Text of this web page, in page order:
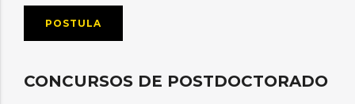
POSTULA
CONCURSOS DE POSTDOCTORADO